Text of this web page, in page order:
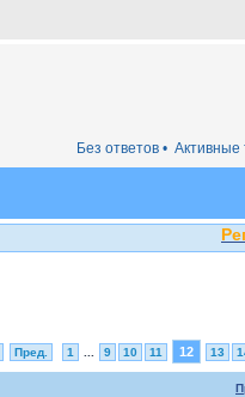
Активные
Без ответов •
Пред. 1 9 10 11 12 13